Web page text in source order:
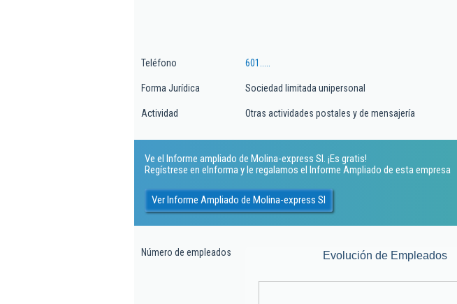
Teléfono 601.....
Forma Jurídica Sociedad limitada unipersonal
Actividad Otras actividades postales y de mensajería
Ve el Informe ampliado de Molina-express Sl. ¡Es gratis!
Regístrese en eInforma y le regalamos el Informe Ampliado de esta empresa
Ver Informe Ampliado de Molina-express Sl
Número de empleados Evolución de Empleados